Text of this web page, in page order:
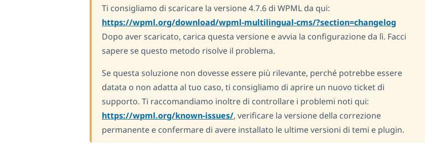
Ti consigliamo di scaricare la versione 4.7.6 di WPML da qui:
https://wpml.org/download/wpml-multilingual-cms/?section=changelog
Dopo aver scaricato, carica questa versione e avvia la configurazione da lì. Facci
sapere se questo metodo risolve il problema.
Se questa soluzione non dovesse essere più rilevante, perché potrebbe essere
datata o non adatta al tuo caso, ti consigliamo di aprire un nuovo ticket di
supporto. Ti raccomandiamo inoltre di controllare i problemi noti qui:
https://wpml.org/known-issues/, verificare la versione della correzione
permanente e confermare di avere installato le ultime versioni di temi e plugin.